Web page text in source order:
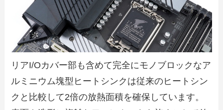
リアI/Oカバー部も含めて完全にモノブロックなア
ルミニウム塊型ヒートシンクは従来のヒートシン
クと比較して2倍の放熱面積を確保しています。